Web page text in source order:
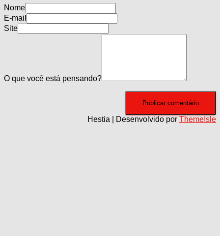
Nome
E-mail
Site
O que você está pensando?
Hestia | Desenvolvido por ThemeIsle